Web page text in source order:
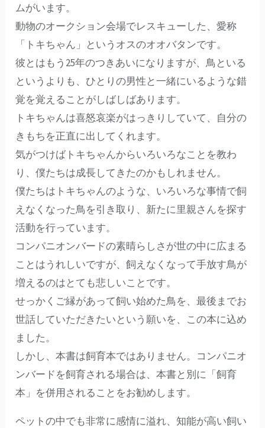
ムがいます。
動物のオークション会場でレスキューした、愛称
「トキちゃん」というオスのオオバタンです。
彼とはもう25年のつきあいになりますが、鳥といる
というよりも、ひとりの男性と一緒にいるような錯
覚を覚えることがしばしばあります。
トキちゃんは喜怒哀楽がはっきりしていて、自分の
きもちを正直に出してくれます。
気がつけばトキちゃんからいろいろなことを教わ
り、僕たちは成長してきたのかもしれません。
僕たちはトキちゃんのような、いろいろな事情で飼
えなくなった鳥を引き取り、新たに里親さんを探す
活動を行っています。
コンパニオンバードの素晴らしさが世の中に広まる
ことはうれしいですが、飼えなくなって手放す鳥が
増えるのはとても悲しいことです。
せっかくご縁があって飼い始めた鳥を、最後までお
世話していただきたいという願いを、この本に込め
ました。
しかし、本書は飼育本ではありません。コンパニオ
ンバードを飼育される場合は、本書と別に「飼育
本」を併用されることをお勧めします。
ペットの中でも非常に感情に溢れ、知能が高い飼い